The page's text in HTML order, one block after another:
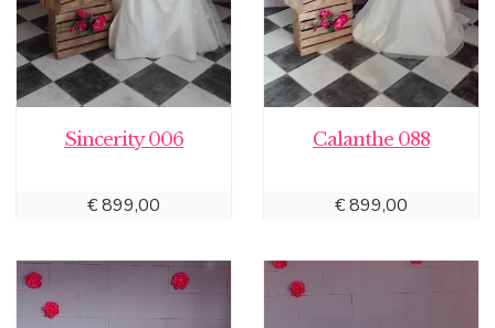
Sincerity 006
€899,00
Calanthe 088
€899,00